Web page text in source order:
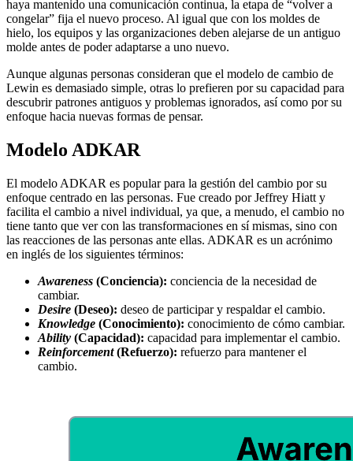
haya mantenido una comunicación continua, la etapa de “volver a
congelar” fija el nuevo proceso. Al igual que con los moldes de
hielo, los equipos y las organizaciones deben alejarse de un antiguo
molde antes de poder adaptarse a uno nuevo.
Aunque algunas personas consideran que el modelo de cambio de
Lewin es demasiado simple, otras lo prefieren por su capacidad para
descubrir patrones antiguos y problemas ignorados, así como por su
enfoque hacia nuevas formas de pensar.
Modelo ADKAR
El modelo ADKAR es popular para la gestión del cambio por su
enfoque centrado en las personas. Fue creado por Jeffrey Hiatt y
facilita el cambio a nivel individual, ya que, a menudo, el cambio no
tiene tanto que ver con las transformaciones en sí mismas, sino con
las reacciones de las personas ante ellas. ADKAR es un acrónimo
en inglés de los siguientes términos:
Awareness (Conciencia): conciencia de la necesidad de
cambiar.
Desire (Deseo): deseo de participar y respaldar el cambio.
Knowledge (Conocimiento): conocimiento de cómo cambiar.
Ability (Capacidad): capacidad para implementar el cambio.
Reinforcement(Refuerzo): refuerzo para mantener el
cambio.